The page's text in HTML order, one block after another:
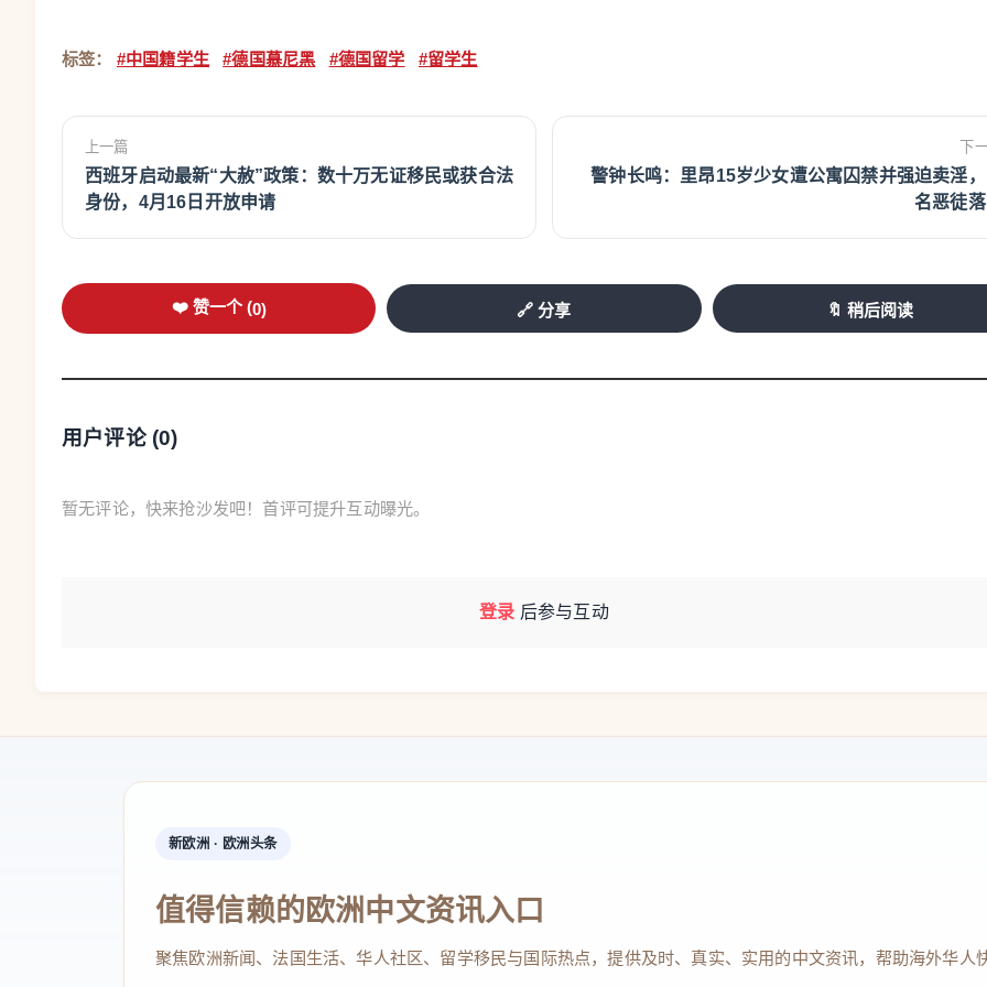
标签： #中国籍学生 #德国慕尼黑 #德国留学 #留学生
上一篇
西班牙启动最新“大赦”政策：数十万无证移民或获合法
身份，4月16日开放申请
下
警钟长鸣：里昂15岁少女遭公寓囚禁并强迫卖淫
名恶徒落
❤️ 赞一个 (0) 🔗 分享 🔖 稍后阅读
用户评论 (0)
暂无评论，快来抢沙发吧！首评可提升互动曝光。
登录 后参与互动
新欧洲 · 欧洲头条
值得信赖的欧洲中文资讯入口
聚焦欧洲新闻、法国生活、华人社区、留学移民与国际热点，提供及时、真实、实用的中文资讯，帮助海外华人